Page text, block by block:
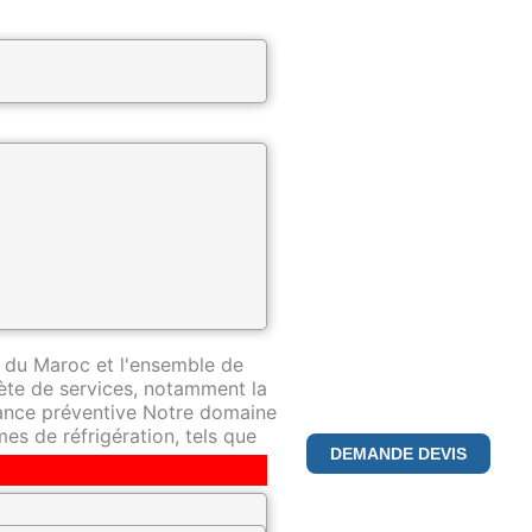
DEMANDE DEVIS
spécialisée dans la
Maroc et l'ensemble de
de services, notamment la
préventive Notre domaine
de réfrigération, tels que